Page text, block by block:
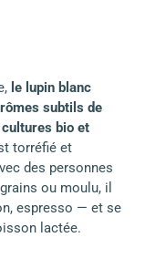
le lupin blanc
subtils de
cultures bio et
torréfié et
des personnes
ou moulu, il
espresso — et se
lactée.